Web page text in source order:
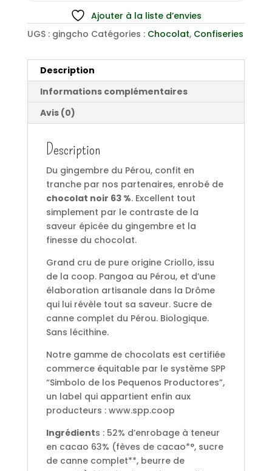
Ajouter à la liste d’envies
UGS : gingcho Catégories : Chocolat, Confiseries
Description
Informations complémentaires
Avis (0)
Description
Du gingembre du Pérou, confit en
tranche par nos partenaires, enrobé de
chocolat noir 63 %. Excellent tout
simplement par le contraste de la
saveur épicée du gingembre et la
finesse du chocolat.
Grand cru de pure origine Criollo, issu
de la coop. Pangoa au Pérou, et d’une
élaboration artisanale dans la Drôme
qui lui révèle tout sa saveur. Sucre de
canne complet du Pérou. Biologique.
Sans lécithine.
Notre gamme de chocolats est certifiée
commerce équitable par le système SPP
“Simbolo de los Pequenos Productores”,
un label qui appartient enfin aux
producteurs : www.spp.coop
Ingrédients : 52% d’enrobage à teneur
en cacao 63% (fèves de cacao*°, sucre
de canne complet**, beurre de